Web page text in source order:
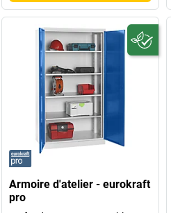
Armoire d'atelier - eurokraft
pro